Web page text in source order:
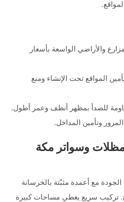
والأراضي الواسعة بأسعار
المواقع تحت الإنشاء ومنع
للصدأ بمظهر أنظف وعمر أطول.
وتأمين المداخل.
وسواتر مكة
مع أعمدة مثبّتة بالخرسانة
تركيب سريع يغطي مساحات كبيرة